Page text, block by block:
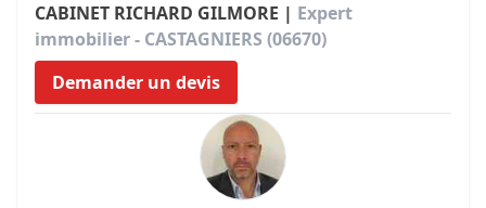
CABINET RICHARD GILMORE | Expert
immobilier - CASTAGNIERS (06670)
Demander un devis